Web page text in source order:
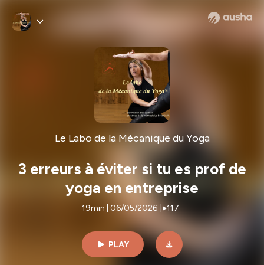
Le Labo de la Mécanique du Yoga
3 erreurs à éviter si tu es prof de
yoga en entreprise
19min | 06/05/2026 117
PLAY